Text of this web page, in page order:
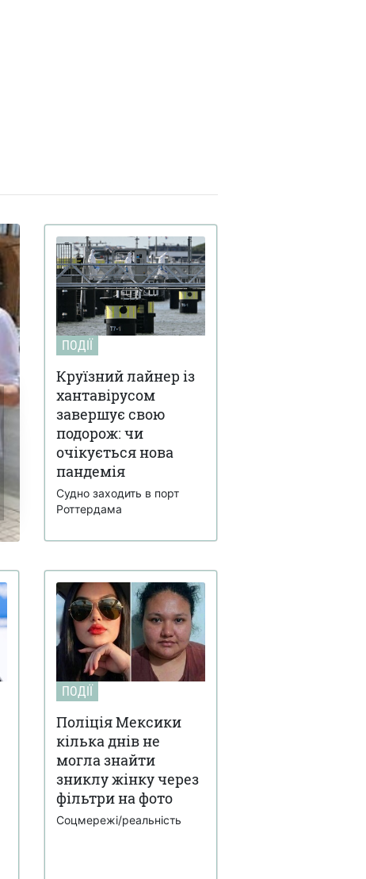
ПОДІЇ
Круїзний лайнер із
хантавірусом
завершує свою
подорож: чи
очікується нова
пандемія
Судно заходить в порт
Роттердама
ПОДІЇ
Поліція Мексики
кілька днів не
могла знайти
зниклу жінку через
фільтри на фото
Соцмережі/реальність